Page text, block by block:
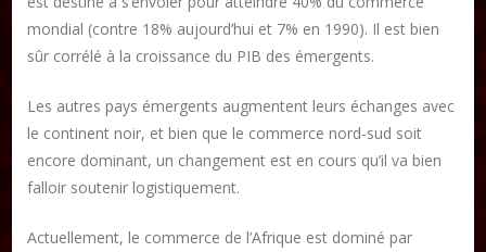
mondial (contre 18% aujourd’hui et 7% en 1990). Il est bien
sûr corrélé à la croissance du PIB des émergents.
Les autres pays émergents augmentent leurs échanges avec
le continent noir, et bien que le commerce nord-sud soit
encore dominant, un changement est en cours qu’il va bien
falloir soutenir logistiquement.
Actuellement, le commerce de l’Afrique est dominé par